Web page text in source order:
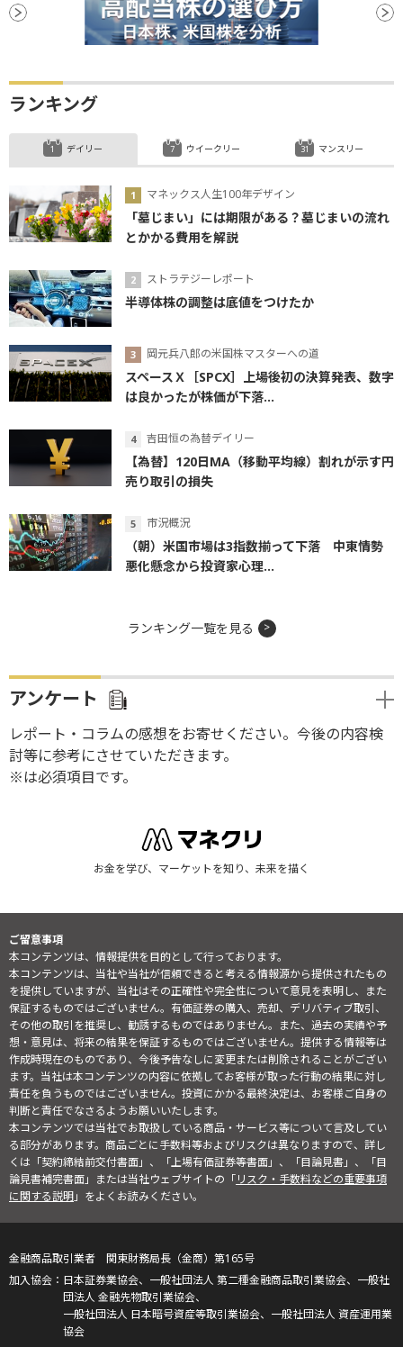
ランキング
デイリー
マネックス人生100年デザイン
「墓じまい」には期限がある？墓じまいの流れ
とかかる費用を解説
ストラテジーレポート
半導体株の調整は底値をつけたか
岡元兵八郎の米国株マスターへの道
スペースＸ［SPCX］上場後初の決算発表、数字
は良かったが株価が下落...
吉田恒の為替デイリー
【為替】120日MA（移動平均線）割れが示す円
売り取引の損失
市況概況
（朝）米国市場は3指数揃って下落 中東情勢
悪化懸念から投資家心理...
ウイークリー マンスリー
ランキング一覧を見る
アンケート
レポート・コラムの感想をお寄せください。今後の内容検
討等に参考にさせていただきます。
※は必須項目です。
お金を学び、マーケットを知り、未来を描く
ご留意事項
本コンテンツは、情報提供を目的として行っております。
本コンテンツは、当社や当社が信頼できると考える情報源から提供されたもの
を提供していますが、当社はその正確性や完全性について意見を表明し、また
保証するものではございません。有価証券の購入、売却、デリバティブ取引、
その他の取引を推奨し、勧誘するものではありません。また、過去の実績や予
想・意見は、将来の結果を保証するものではございません。提供する情報等は
作成時現在のものであり、今後予告なしに変更または削除されることがござい
ます。当社は本コンテンツの内容に依拠してお客様が取った行動の結果に対し
責任を負うものではございません。投資にかかる最終決定は、お客様ご自身の
判断と責任でなさるようお願いいたします。
本コンテンツでは当社でお取扱している商品・サービス等について言及してい
る部分があります。商品ごとに手数料等およびリスクは異なりますので、詳し
くは「契約締結前交付書面」、「上場有価証券等書面」、「目論見書」、「目
論見書補完書面」または当社ウェブサイトの「リスク・手数料などの重要事項
に関する説明」をよくお読みください。
金融商品取引業者 関東財務局長（金商）第165号
日本証券業協会、一般社団法人 第二種金融商品取引業協会、一般社
団法人 金融先物取引業協会、
一般社団法人 日本暗号資産等取引業協会、一般社団法人 資産運用業
協会